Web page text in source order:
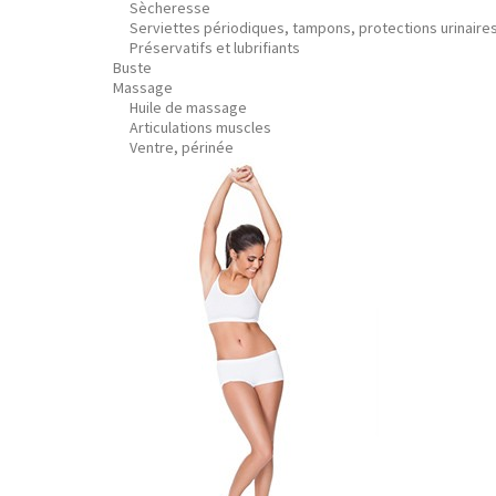
Sècheresse
Serviettes périodiques, tampons, protections
Préservatifs et lubrifiants
Buste
Massage
Huile de massage
Articulations muscles
Ventre, périnée